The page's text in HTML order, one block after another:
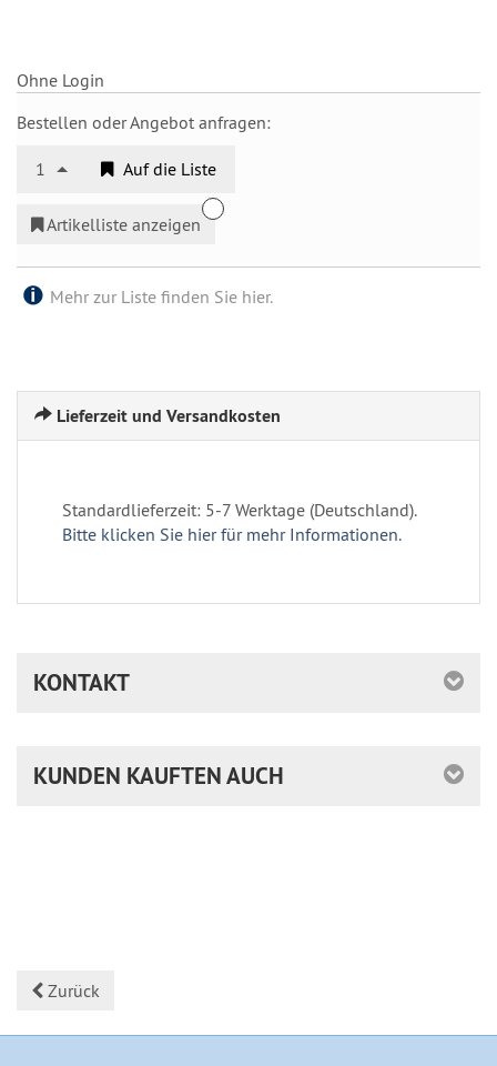
Ohne Login
Bestellen oder Angebot anfragen:
1 Auf die Liste
Artikelliste anzeigen
Mehr zur Liste finden Sie hier.
Lieferzeit und Versandkosten
Standardlieferzeit: 5-7 Werktage (Deutschland).
Bitte klicken Sie hier für mehr Informationen.
KONTAKT
KUNDEN KAUFTEN AUCH
Zurück